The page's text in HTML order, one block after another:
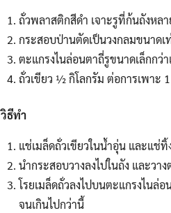
ถั่วพลาสติกสีดำ เจาะรูที่ก้นถังหล
กระสอบป่านตัดเป็นวงกลมขนาดเ
ตะแกรงไนล่อนตาถี่รูขนาดเล็กกว่
ถั่วเขียว ½ กิโลกรัม ต่อการเพาะ
วิธีทำ
แช่เมล็ดถั่วเขียวในน้ำอุ่น และแช่
นำกระสอบวางลงไปในถัง และวา
โรยเมล็ดถั่วลงไปบนตะแกรงไนล่
จนเกินไปกว่านี้